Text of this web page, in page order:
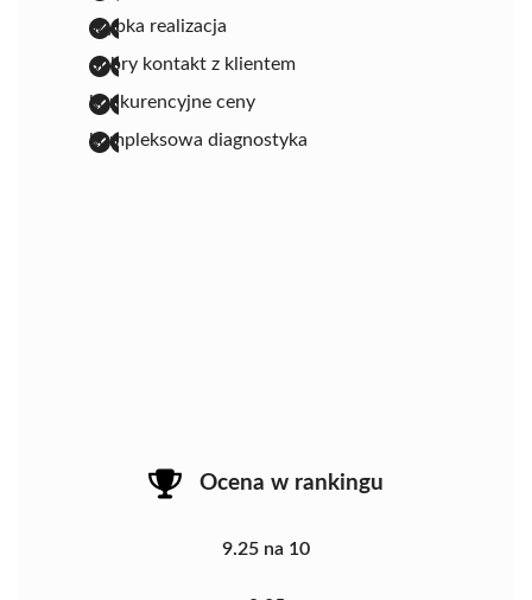
szybka realizacja
dobry kontakt z klientem
konkurencyjne ceny
kompleksowa diagnostyka
Ocena w rankingu
9.25 na 10